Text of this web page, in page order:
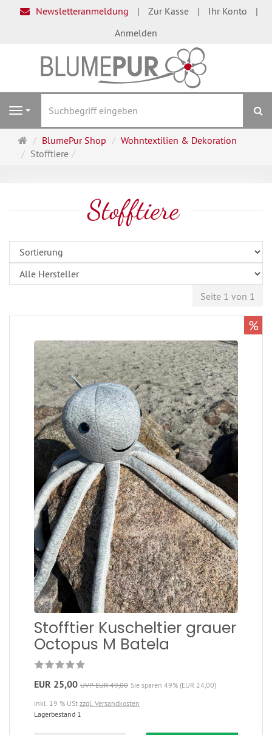
Newsletteranmeldung Zur Kasse
Ihr Konto
Anmelden
Navigation
Startseite
BlumePur Shop
Wohntextilien & Dekoration
Stofftiere
Stofftiere
Seite 1 von 1
Stofftier Kuscheltier grauer
Octopus M Batela
EUR 25,00 UVP EUR 49,00 Sie sparen 49% (EUR 24,00)
inkl. 19 % USt zzgl. Versandkosten
Lagerbestand 1
%